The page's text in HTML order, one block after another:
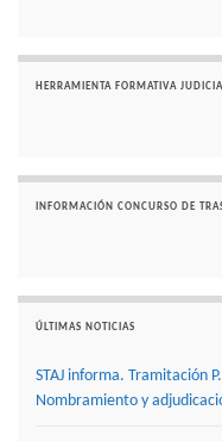
HERRAMIENTA FORMATIVA
INFORMACIÓN CONCURSO DE
ÚLTIMAS NOTICIAS
STAJ informa. Tramitación
Nombramiento y